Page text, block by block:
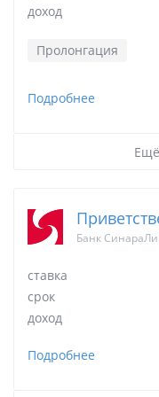
доход
Пролонгация
Подробнее
Банк
ставка
срок
доход
Подробнее